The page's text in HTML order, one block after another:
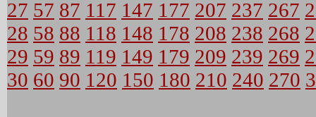
27 57 87 117 147 177 207 237 267
28 58 88 118 148 178 208 238 268
29 59 89 119 149 179 209 239 269
30 60 90 120 150 180 210 240 270